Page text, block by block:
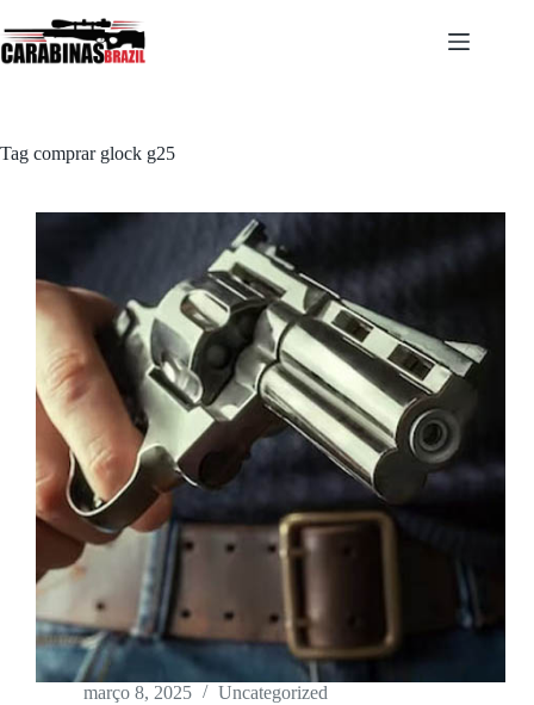
para
o
Tag comprar glock g25
março 8, 2025 Uncategorized